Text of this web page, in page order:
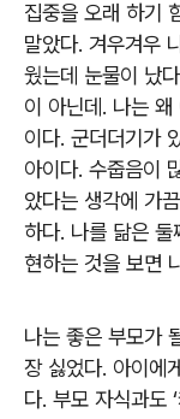
집중을 오래 하기
말았다. 겨우겨우
웠는데 눈물이 났
이 아닌데. 나는
이다. 군더더기가
아이다. 수줍음이
았다는 생각에 가
하다. 나를 닮은
현하는 것을 보면
나는 좋은 부모가
장 싫었다. 아이에
다. 부모 자식과도